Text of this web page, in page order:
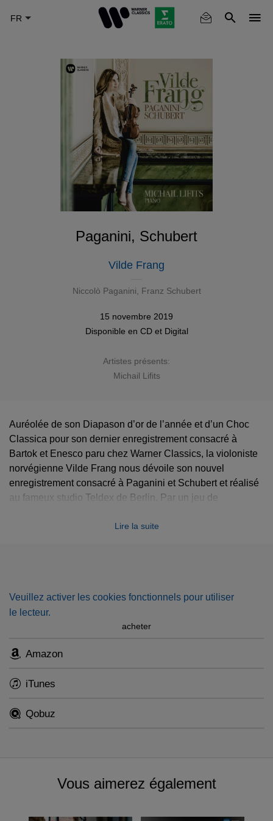
Paganini, Schubert
Vilde Frang
Niccolò Paganini Franz Schubert
15 novembre 2019
Disponible en CDet Digital
Artistes présents:
Michail Lifits
Auréolée de son Diapason d’or de l’année et d’un Choc
Classica pour son dernier enregistrement consacré à
Bartok et Enesco paru chez Warner Classics, la violoniste
norvégienne Vilde Frang nous dévoile son nouvel
enregistrement consacré à Paganini et Schubert et réalisé
au fameux studio Teldex de Berlin. Par un jeu de
Schubert et la virtuosité de Paganini. Accompagnée du
Lire la suite
Veuillez activer les cookies fonctionnels pour utiliser
le lecteur.
acheter
Amazon
iTunes
Qobuz
Vous aimerez également